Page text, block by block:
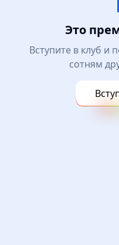
Это
Вступите в клуб и
сотням